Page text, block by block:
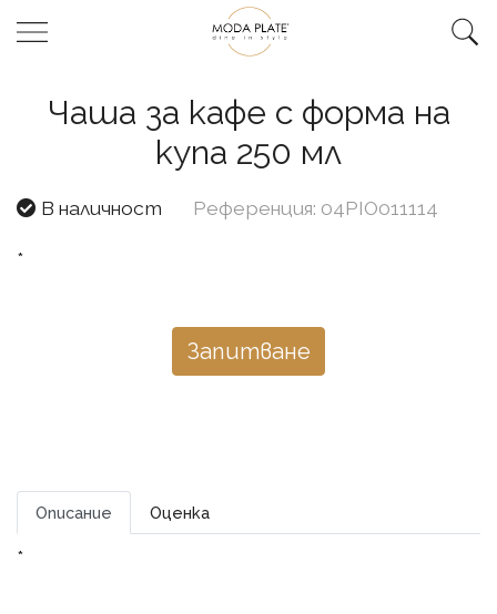
Чаша за кафе с форма на
купа 250 мл
В наличност Референция: 04PIO011114
*
Запитване
Описание Оценка
*